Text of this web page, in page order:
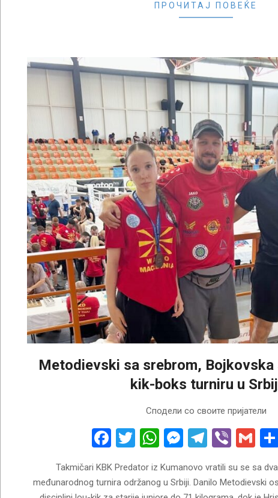
ПРОЧИТАЈ ПОВЕЌЕ
Metodievski sa srebrom, Bojkovska
kik-boks turniru u
Сподели со своите пријатели
Facebook
Twitter
WhatsApp
Messenger
Viber
Takmičari KBK Predator iz Kumanovo vratili su se sa
međunarodnog turnira održanog u Srbiji. Danilo Metodievski